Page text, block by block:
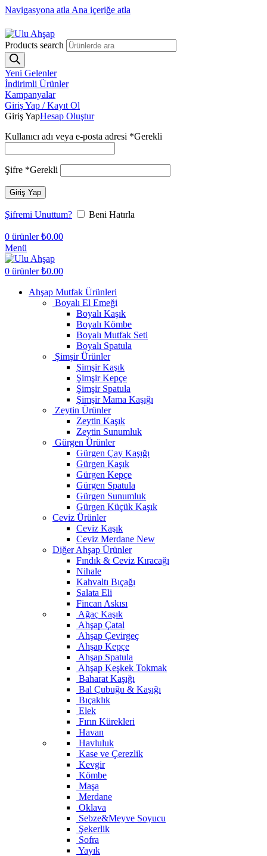
Navigasyona atla Ana içeriğe atla
Products search
Yeni Gelenler
İndirimli Ürünler
Kampanyalar
Giriş Yap / Kayıt Ol
Giriş YapHesap Oluştur
Kullanıcı adı veya e-posta adresi *Gerekli
Şifre *Gerekli
Giriş Yap
Şifremi Unuttum? Beni Hatırla
0 ürünler ₺0.00
Menü
0 ürünler ₺0.00
Ahşap Mutfak Ürünleri
Boyalı El Emeği
Boyalı Kaşık
Boyalı Kömbe
Boyalı Mutfak Seti
Boyalı Spatula
Şimşir Ürünler
Şimşir Kaşık
Şimşir Kepçe
Şimşir Spatula
Şimşir Mama Kaşığı
Zeytin Ürünler
Zeytin Kaşık
Zeytin Sunumluk
Gürgen Ürünler
Gürgen Çay Kaşığı
Gürgen Kaşık
Gürgen Kepçe
Gürgen Spatula
Gürgen Sunumluk
Gürgen Küçük Kaşık
Ceviz Ürünler
Ceviz Kaşık
Ceviz Merdane New
Diğer Ahşap Ürünler
Fındık & Ceviz Kıracağı
Nihale
Kahvaltı Bıçağı
Salata Eli
Fincan Askısı
Ağaç Kaşık
Ahşap Çatal
Ahşap Çevirgeç
Ahşap Kepçe
Ahşap Spatula
Ahşap Keşkek Tokmak
Baharat Kaşığı
Bal Çubuğu & Kaşığı
Bıçaklık
Elek
Fırın Kürekleri
Havan
Havluluk
Kase ve Çerezlik
Kevgir
Kömbe
Maşa
Merdane
Oklava
Sebze&Meyve Soyucu
Şekerlik
Sofra
Yayık